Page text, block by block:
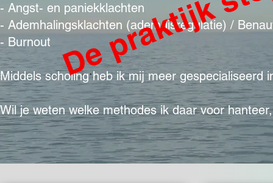
- Angst- en paniekklachten
- Ademhalingsklachten (ademdisregulatie) /
- Burnout
Middels scholing heb ik mij meer gespecialiseerd
Wil je weten welke methodes ik daar voor